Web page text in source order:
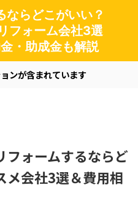
ならどこがいい？
フォーム会社3選
・助成金も解説
ンが含まれています
フォームするならど
メ会社3選＆費用相